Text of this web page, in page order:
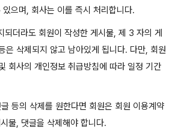
으며, 회사는 이를 즉시 처리합니다.
더라도 회원이 작성한 게시물, 제 3 자의 게
은 삭제되지 않고 남아있게 됩니다. 다만, 회원
회사의 개인정보 취급방침에 따라 일정 기간
등의 삭제를 원한다면 회원은 회원 이용계약
물, 댓글을 삭제해야 합니다.